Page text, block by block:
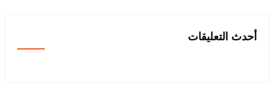
أحدث التعليقات